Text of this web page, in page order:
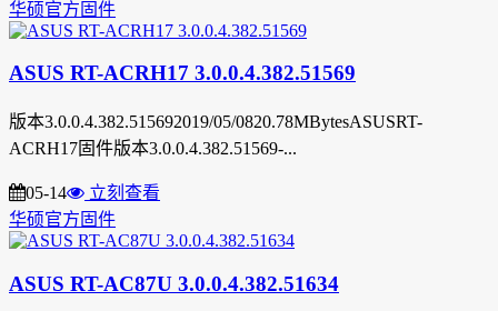
华硕官方固件
ASUS RT-ACRH17 3.0.0.4.382.51569
版本3.0.0.4.382.515692019/05/0820.78MBytesASUSRT-
ACRH17固件版本3.0.0.4.382.51569-...
05-14
立刻查看
华硕官方固件
ASUS RT-AC87U 3.0.0.4.382.51634